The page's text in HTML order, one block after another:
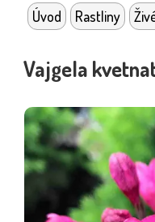
Úvod Rastliny
Vajgela